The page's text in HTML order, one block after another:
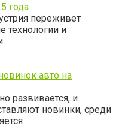
года
переживет
технологии и
авто на
развивается, и
новинки, среди